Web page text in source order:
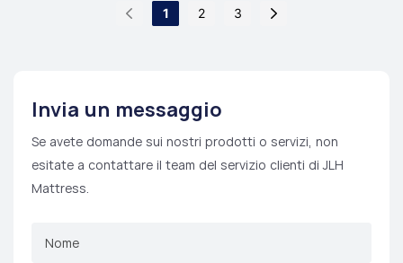
1 2 3
Invia un messaggio
Se avete domande sui nostri prodotti o servizi, non
esitate a contattare il team del servizio clienti di JLH
Mattress.
Nome